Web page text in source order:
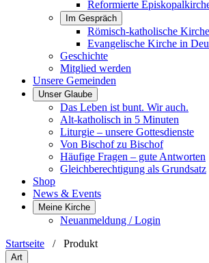
Reformierte
Im Gespräch
Römisch-katholische Kirche
Evangelische Kirche in
Geschichte
Mitglied werden
Unsere Gemeinden
Unser Glaube
Das Leben ist bunt. Wir auch.
Alt-katholisch in 5 Minuten
Liturgie – unsere Gottesdienste
Von Bischof zu Bischof
Häufige Fragen – gute Antworten
Gleichberechtigung als Grundsatz
Shop
News & Events
Meine Kirche
Neuanmeldung / Login
Startseite / Produkt
Art